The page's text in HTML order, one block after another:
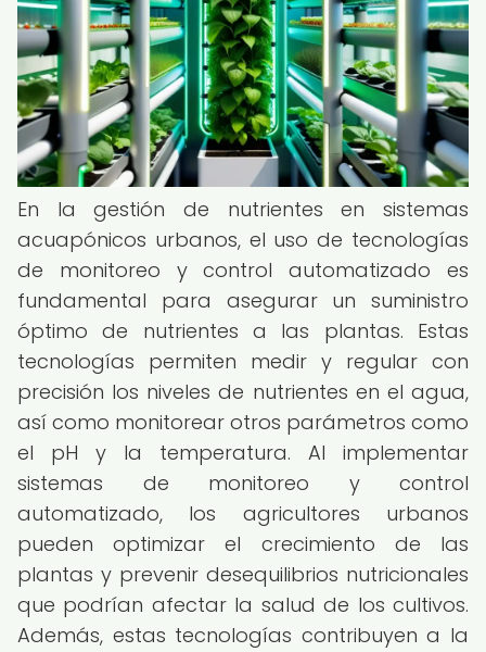
En la gestión de nutrientes en sistemas
acuapónicos urbanos, el uso de tecnologías
de monitoreo y control automatizado es
fundamental para asegurar un suministro
óptimo de nutrientes a las plantas. Estas
tecnologías permiten medir y regular con
precisión los niveles de nutrientes en el agua,
así como monitorear otros parámetros como
el pH y la temperatura. Al implementar
sistemas de monitoreo y control
automatizado, los agricultores urbanos
pueden optimizar el crecimiento de las
plantas y prevenir desequilibrios nutricionales
que podrían afectar la salud de los cultivos.
Además, estas tecnologías contribuyen a la